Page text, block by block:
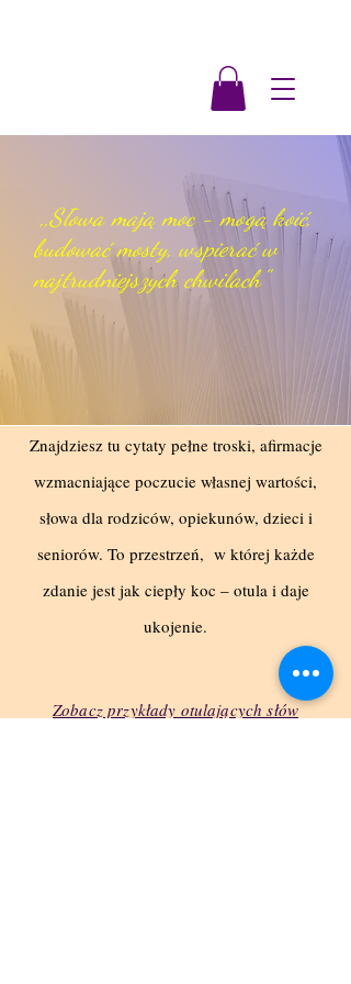
,,Słowa mają moc - mogą koić,
budować mosty, wspierać w
najtrudniejszych chwilach"
Znajdziesz tu cytaty pełne troski, afirmacje
wzmacniające poczucie własnej wartości,
słowa dla rodziców, opiekunów, dzieci i
seniorów. To przestrzeń, w której każde
zdanie jest jak ciepły koc – otula i daje
ukojenie.
Zobacz przykłady otulających słów